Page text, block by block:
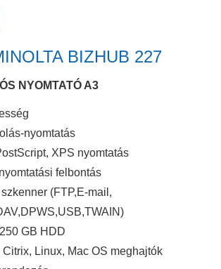
BIZHUB 227
NYOMTATÓ A3
nyomtatás
XPS nyomtatás
felbontás
(FTP,E-mail,
GB HDD
Linux, Mac OS meghajtók